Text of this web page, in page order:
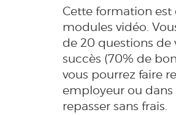
Cette formation
modules vidéo.
de 20 questions de
succès (70% de
vous pourrez faire
employeur ou dans
repasser sans frais.